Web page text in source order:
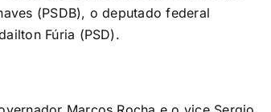
(PSDB), o deputado federal
Fúria (PSD).